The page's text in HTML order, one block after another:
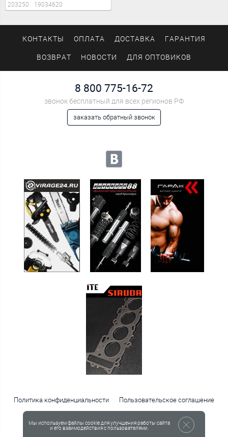
203250 19034620
КОНТАКТЫ ОПЛАТА ДОСТАВКА ГАРАНТИЯ
ВОЗВРАТ НОВОСТИ ДЛЯ ОПТОВИКОВ
8 800 775-16-72
звонок бесплатный для всех регионов РФ
заказать обратный звонок
Политика конфиденциальности Пользовательское соглашение
© 2001—2026 Интернет-магазин «Русподшипник»
Мы используем файлы cookie для улучшения работы сайта
и его взаимодействия с пользователями.